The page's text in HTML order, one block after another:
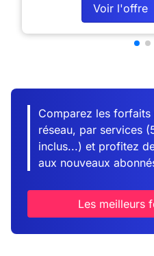
Voir l'offre
Comparez les
réseau, par services
inclus...) et profitez
aux nouveaux
Les meilleurs